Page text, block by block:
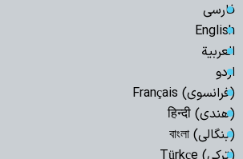
فارسی
English
العربیة
اردو
(فرانسوی) Français
(هندی) हिन्दी
(بنگالی) বাংলা